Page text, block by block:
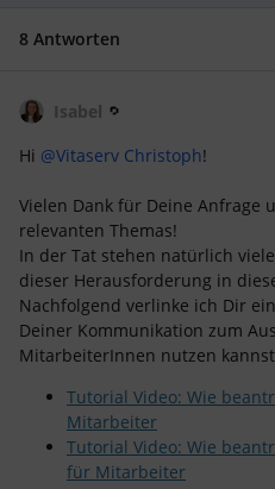
8 Antworten
Isabel
Hi @Vitaserv Christoph!
Vielen Dank für Deine Anfrage
relevanten Themas!
In der Tat stehen natürlich
dieser Herausforderung in
Nachfolgend verlinke ich Dir
Deiner Kommunikation zum
MitarbeiterInnen nutzen
Tutorial Video: Wie
Mitarbeiter
Tutorial Video: Wie
für Mitarbeiter